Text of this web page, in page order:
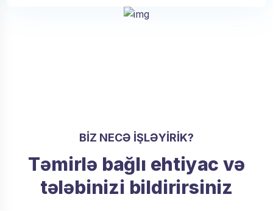
BIZ NECƏ IŞLƏYIRIK?
Təmirlə bağlı ehtiyac və
tələbinizi bildirirsiniz